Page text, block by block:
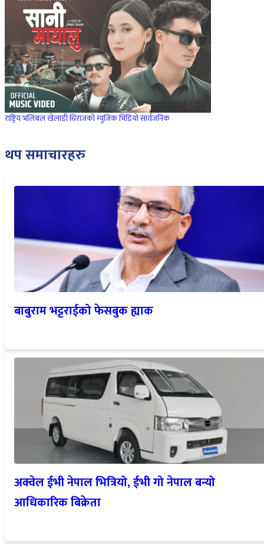
राष्ट्रिय भलिबल खेलाडी धिराजको म्युजिक भिडियो सार्वजनिक
थप समाचारहरु
बाबुराम भट्टराईको फेसबुक ह्याक
अक्वेल ईभी नेपाल भित्रियो, ईभी गो नेपाल बन्यो
आधिकारिक बिक्रेता